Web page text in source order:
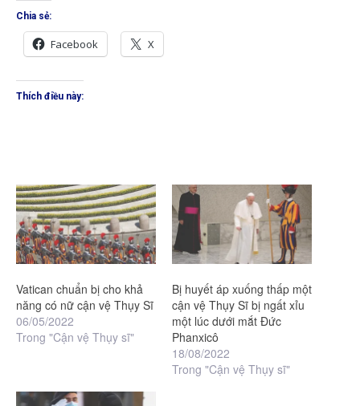
Chia sẻ:
Facebook X
Thích điều này:
Vatican chuẩn bị cho khả
năng có nữ cận vệ Thụy Sĩ
06/05/2022
Trong "Cận vệ Thụy sĩ"
Bị huyết áp xuống thấp một
cận vệ Thụy Sĩ bị ngất xỉu
một lúc dưới mắt Đức
Phanxicô
18/08/2022
Trong "Cận vệ Thụy sĩ"